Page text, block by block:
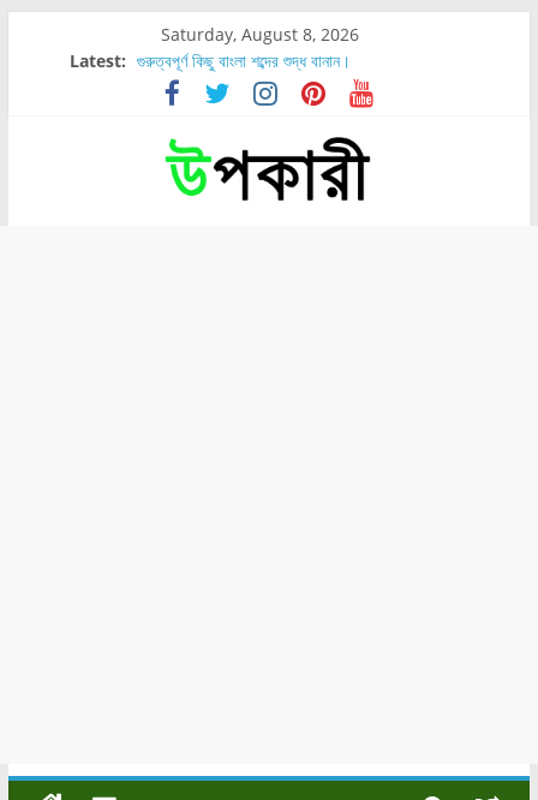
Saturday, August 8, 2026
Latest: গুরুত্বপূর্ণ কিছু বাংলা শব্দের শুদ্ধ বানান।
শরীরের কোন অংশে বেডসোর বেশি হয়?
নাসাল টিউব কতদিন রাখা যায়?
রোগীর পিঠ, কোমর এবং পায়ে বেডসোর দেখা গেলে করণীয় কি?
পার্সিমন ফলের স্বাস্থ্য ও পুষ্টি উপকারিতা।